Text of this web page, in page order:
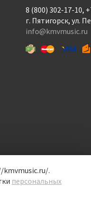
8 (800) 302-17-10,
г. Пятигорск, ул.
info@kmvmusic.ru
kmvmusic.ru/.
персональных